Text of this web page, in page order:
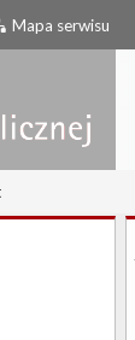
Mapa serwisu